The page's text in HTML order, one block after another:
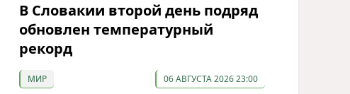
В Словакии второй день подряд
обновлен температурный
рекорд
МИР 06 АВГУСТА 2026 23:00